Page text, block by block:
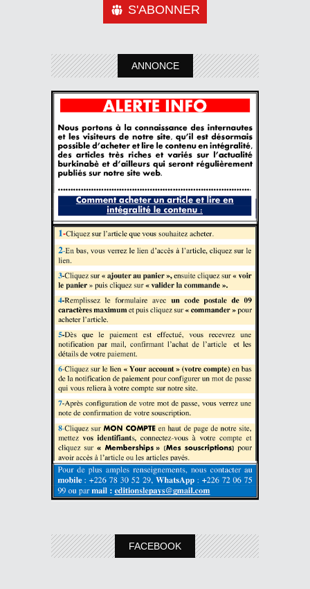
S'ABONNER
ANNONCE
FACEBOOK